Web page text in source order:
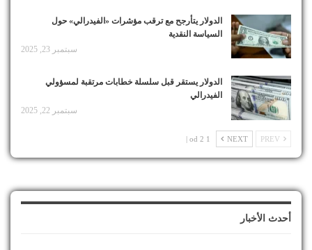
الدولار يتأرجح مع ترقب مؤشرات «الفيدرالي» حول
السياسة النقدية
سبتمبر 23, 2025
الدولار يستقر قبل سلسلة خطابات مرتقبة لمسؤولي
الفيدرالي
سبتمبر 22, 2025
NEXT
1 od 2 |
أحدث الأخبار